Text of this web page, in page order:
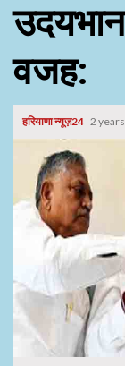
वजह:
हरियाणा न्यूज़24 2